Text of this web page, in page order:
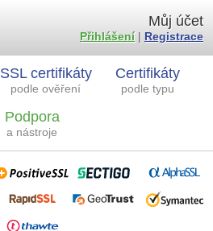
SSL certifikáty
podle ověření
Certifikáty
podle typu
Podpora
a nástroje
Můj účet
Přihlášení| Registrace